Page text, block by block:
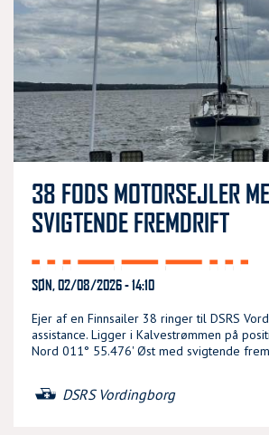
38 FODS MOTORSEJLER
SVIGTENDE FREMDRIFT
SØN, 02/08/2026 - 14:10
Ejer af en Finnsailer 38 ringer til DSRS
assistance. Ligger i Kalvestrømmen på
Nord 011° 55.476' Øst med svigtende
DSRS Vordingborg